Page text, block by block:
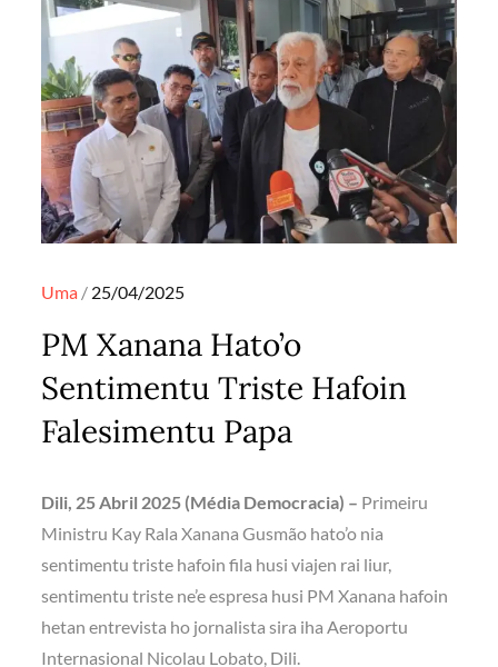
Uma Posted
25/04/2025
PM Xanana Hato’o
Sentimentu Triste Hafoin
Falesimentu Papa
Dili, 25 Abril 2025 (Média Democracia) – Primeiru
Ministru Kay Rala Xanana Gusmão hato’o nia
sentimentu triste hafoin fila husi viajen rai liur,
sentimentu triste ne’e espresa husi PM Xanana hafoin
hetan entrevista ho jornalista sira iha Aeroportu
Internasional Nicolau Lobato, Dili.